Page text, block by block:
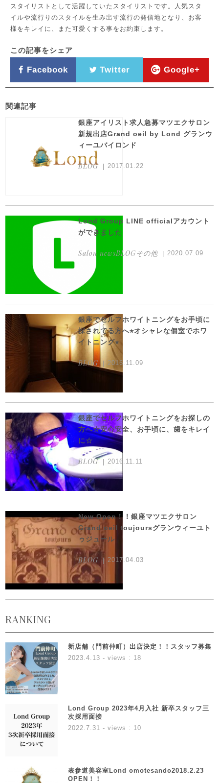
スタイリストとして活躍していたスタイリストです。人気スタ
イルや流行りのスタイルを生み出す流行の発信地となり、お客
様をキレイに、また可愛くする事をお約束します。
この記事をシェア
Facebook Twitter Google+
関連記事
銀座アイリスト求人急募マツエクサロン
新規出店Grand oeil by Lond グランウ
ィーユバイロンド
BLOG 2017.01.22
Lond Group LINE officialアカウント
ができました
Salon newsBLOGその他 2020.07.09
銀座でセルフホワイトニングをお手頃に
探されてる方へ⭐︎オシャレな個室でホワ
イトニング⭐︎
BLOG 2016.11.09
銀座でセルフホワイトニングをお探しの
方へ☆安心安全、お手頃に、歯をキレイ
に☆
BLOG 2016.11.11
New Open！！銀座マツエクサロン
Grand oeil toujoursグランウィーユト
ゥジュール
BLOG 2017.04.03
RANKING
新店舗（門前仲町）出店決定！！スタッフ募集
2023.4.13 - views : 18
Lond Group 2023年4月入社 新卒スタッフ三
次採用面接
2022.7.31 - views : 10
表参道美容室Lond omotesando2018.2.23
OPEN！！